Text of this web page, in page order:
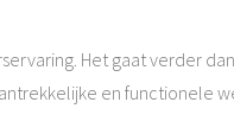
Het gaat verder
en functionele